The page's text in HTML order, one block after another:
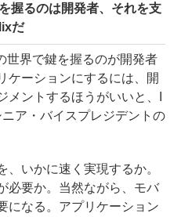
握るのは開発者、それを支
だ
界で鍵を握るのが開発者
ケーションにするには、開
ントするほうがいいと、I
ア・バイスプレジデントの
いかに速く実現するか。
必要か。当然ながら、モバ
になる。アプリケーション